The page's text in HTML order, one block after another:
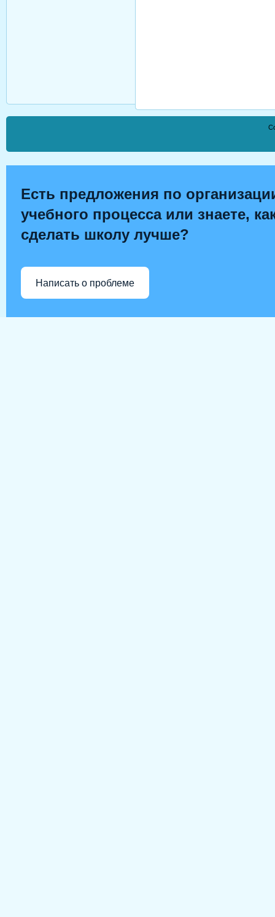
Есть предложения по
учебного процесса или знаете,
сделать школу лучше?
Написать о проблеме